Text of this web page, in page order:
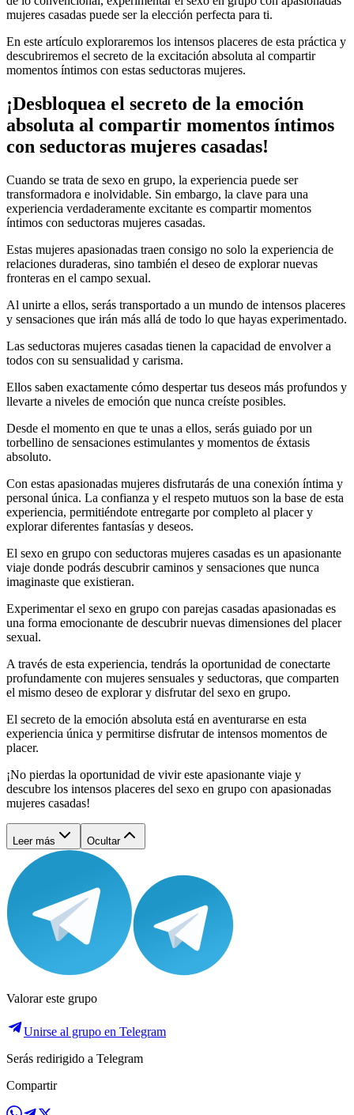
mujeres casadas puede ser la elección perfecta para ti.
En este artículo exploraremos los intensos placeres de esta práctica y
descubriremos el secreto de la excitación absoluta al compartir
momentos íntimos con estas seductoras mujeres.
¡Desbloquea el secreto de la emoción
absoluta al compartir momentos íntimos
con seductoras mujeres casadas!
Cuando se trata de sexo en grupo, la experiencia puede ser
transformadora e inolvidable. Sin embargo, la clave para una
experiencia verdaderamente excitante es compartir momentos
íntimos con seductoras mujeres casadas.
Estas mujeres apasionadas traen consigo no solo la experiencia de
relaciones duraderas, sino también el deseo de explorar nuevas
fronteras en el campo sexual.
Al unirte a ellos, serás transportado a un mundo de intensos placeres
y sensaciones que irán más allá de todo lo que hayas experimentado.
Las seductoras mujeres casadas tienen la capacidad de envolver a
todos con su sensualidad y carisma.
Ellos saben exactamente cómo despertar tus deseos más profundos y
llevarte a niveles de emoción que nunca creíste posibles.
Desde el momento en que te unas a ellos, serás guiado por un
torbellino de sensaciones estimulantes y momentos de éxtasis
absoluto.
Con estas apasionadas mujeres disfrutarás de una conexión íntima y
personal única. La confianza y el respeto mutuos son la base de esta
experiencia, permitiéndote entregarte por completo al placer y
explorar diferentes fantasías y deseos.
El sexo en grupo con seductoras mujeres casadas es un apasionante
viaje donde podrás descubrir caminos y sensaciones que nunca
imaginaste que existieran.
Experimentar el sexo en grupo con parejas casadas apasionadas es
una forma emocionante de descubrir nuevas dimensiones del placer
sexual.
A través de esta experiencia, tendrás la oportunidad de conectarte
profundamente con mujeres sensuales y seductoras, que comparten
el mismo deseo de explorar y disfrutar del sexo en grupo.
El secreto de la emoción absoluta está en aventurarse en esta
experiencia única y permitirse disfrutar de intensos momentos de
placer.
¡No pierdas la oportunidad de vivir este apasionante viaje y
descubre los intensos placeres del sexo en grupo con apasionadas
mujeres casadas!
Leer más Ocultar
Valorar este grupo
Unirse al grupo en Telegram
Serás redirigido a Telegram
Compartir